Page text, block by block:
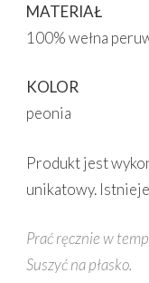
MATERIAŁ
100% wełna
KOLOR
peonia
Produkt jest
unikatowy.
Prać ręcznie w
Suszyć na płasko.